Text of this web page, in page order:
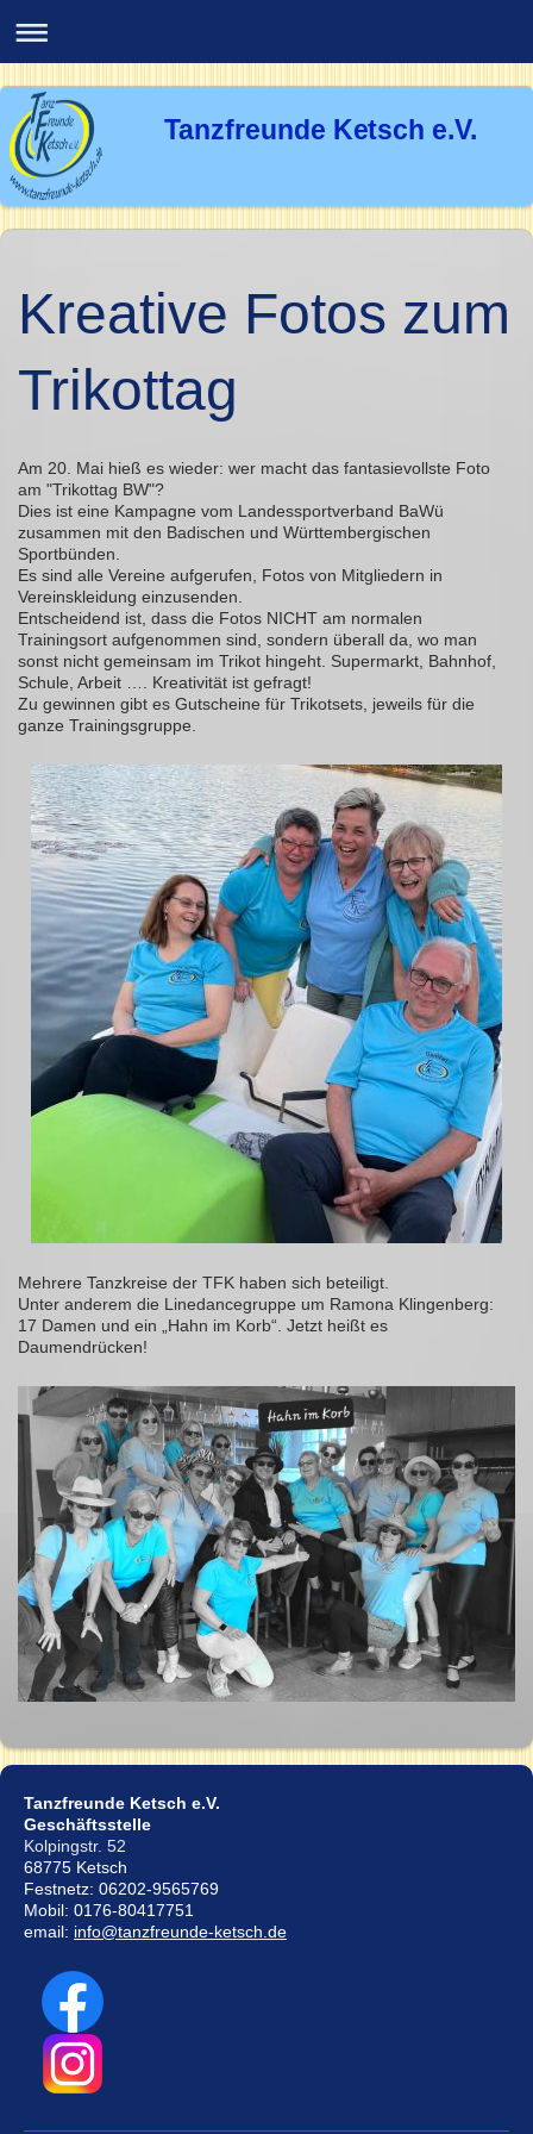
Tanzfreunde Ketsch e.V.
Kreative Fotos zum
Trikottag
Am 20. Mai hieß es wieder: wer macht das fantasievollste Foto
am "Trikottag BW"?
Dies ist eine Kampagne vom Landessportverband BaWü
zusammen mit den Badischen und Württembergischen
Sportbünden.
Es sind alle Vereine aufgerufen, Fotos von Mitgliedern in
Vereinskleidung einzusenden.
Entscheidend ist, dass die Fotos NICHT am normalen
Trainingsort aufgenommen sind, sondern überall da, wo man
sonst nicht gemeinsam im Trikot hingeht. Supermarkt, Bahnhof,
Schule, Arbeit …. Kreativität ist gefragt!
Zu gewinnen gibt es Gutscheine für Trikotsets, jeweils für die
ganze Trainingsgruppe.
Mehrere Tanzkreise der TFK haben sich beteiligt.
Unter anderem die Linedancegruppe um Ramona Klingenberg:
17 Damen und ein „Hahn im Korb“. Jetzt heißt es
Daumendrücken!
Tanzfreunde Ketsch e.V.
Geschäftsstelle
Kolpingstr. 52
68775 Ketsch
Festnetz: 06202-9565769
Mobil: 0176-80417751
email: info@tanzfreunde-ketsch.de